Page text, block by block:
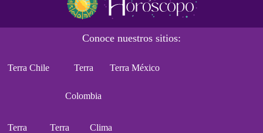
Conoce nuestros sitios:
Terra Chile Terra
Colombia
Terra México
Terra Terra Clima